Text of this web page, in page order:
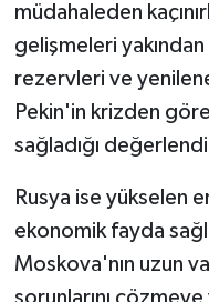
müdahaleden
gelişmeleri
rezervleri ve
Pekin'in krizden
sağladığı
Rusya ise yükselen
ekonomik fayda
Moskova'nın uzun